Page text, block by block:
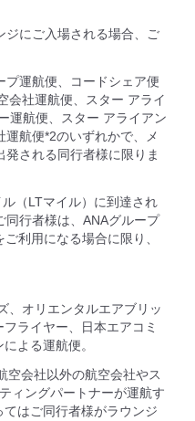
ジにご入場される場合、ご
プ運航便、コードシェア便
会社運航便、スター アライ
運航便、スター アライアン
航便*2のいずれかで、メ
される同行者様に限りま
（LTマイル）に到達され
同行者様は、ANAグループ
利用になる場合に限り、
、オリエンタルエアブリッ
ライヤー、日本エアコミ
よる運航便。
空会社以外の航空会社やス
ィングパートナーが運航す
はご同行者様がラウンジ